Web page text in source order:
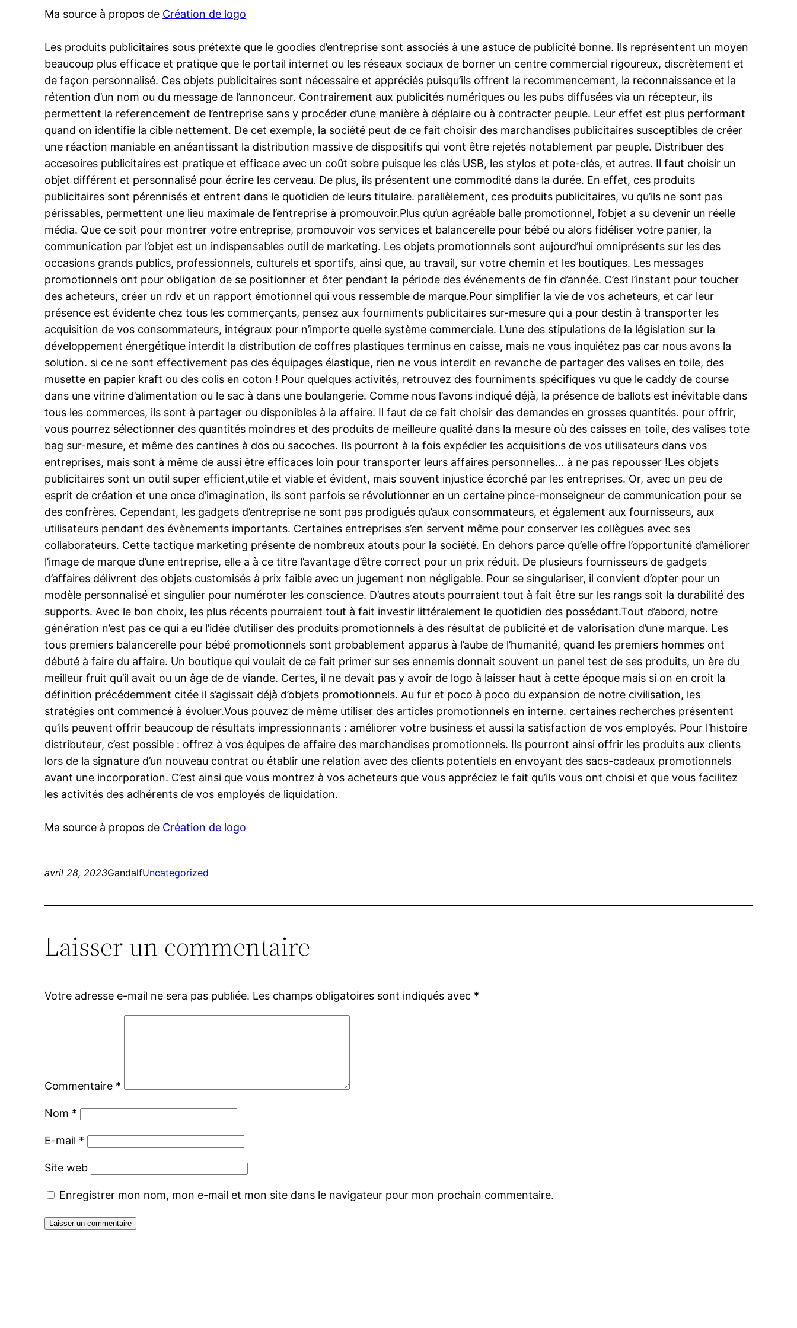
Ma source à propos de Création de logo
Les produits publicitaires sous prétexte que le goodies d’entreprise sont associés à une astuce de publicité bonne. Ils représentent un moyen
beaucoup plus efficace et pratique que le portail internet ou les réseaux sociaux de borner un centre commercial rigoureux, discrètement et
de façon personnalisé. Ces objets publicitaires sont nécessaire et appréciés puisqu’ils offrent la recommencement, la reconnaissance et la
rétention d’un nom ou du message de l’annonceur. Contrairement aux publicités numériques ou les pubs diffusées via un récepteur, ils
permettent la referencement de l’entreprise sans y procéder d’une manière à déplaire ou à contracter peuple. Leur effet est plus performant
quand on identifie la cible nettement. De cet exemple, la société peut de ce fait choisir des marchandises publicitaires susceptibles de créer
une réaction maniable en anéantissant la distribution massive de dispositifs qui vont être rejetés notablement par peuple. Distribuer des
accesoires publicitaires est pratique et efficace avec un coût sobre puisque les clés USB, les stylos et pote-clés, et autres. Il faut choisir un
objet différent et personnalisé pour écrire les cerveau. De plus, ils présentent une commodité dans la durée. En effet, ces produits
publicitaires sont pérennisés et entrent dans le quotidien de leurs titulaire. parallèlement, ces produits publicitaires, vu qu’ils ne sont pas
périssables, permettent une lieu maximale de l’entreprise à promouvoir.Plus qu’un agréable balle promotionnel, l’objet a su devenir un réelle
média. Que ce soit pour montrer votre entreprise, promouvoir vos services et balancerelle pour bébé ou alors fidéliser votre panier, la
communication par l’objet est un indispensables outil de marketing. Les objets promotionnels sont aujourd’hui omniprésents sur les des
occasions grands publics, professionnels, culturels et sportifs, ainsi que, au travail, sur votre chemin et les boutiques. Les messages
promotionnels ont pour obligation de se positionner et ôter pendant la période des événements de fin d’année. C’est l’instant pour toucher
des acheteurs, créer un rdv et un rapport émotionnel qui vous ressemble de marque.Pour simplifier la vie de vos acheteurs, et car leur
présence est évidente chez tous les commerçants, pensez aux fourniments publicitaires sur-mesure qui a pour destin à transporter les
acquisition de vos consommateurs, intégraux pour n’importe quelle système commerciale. L’une des stipulations de la législation sur la
développement énergétique interdit la distribution de coffres plastiques terminus en caisse, mais ne vous inquiétez pas car nous avons la
solution. si ce ne sont effectivement pas des équipages élastique, rien ne vous interdit en revanche de partager des valises en toile, des
musette en papier kraft ou des colis en coton ! Pour quelques activités, retrouvez des fourniments spécifiques vu que le caddy de course
dans une vitrine d’alimentation ou le sac à dans une boulangerie. Comme nous l’avons indiqué déjà, la présence de ballots est inévitable dans
tous les commerces, ils sont à partager ou disponibles à la affaire. Il faut de ce fait choisir des demandes en grosses quantités. pour offrir,
vous pourrez sélectionner des quantités moindres et des produits de meilleure qualité dans la mesure où des caisses en toile, des valises tote
bag sur-mesure, et même des cantines à dos ou sacoches. Ils pourront à la fois expédier les acquisitions de vos utilisateurs dans vos
entreprises, mais sont à même de aussi être efficaces loin pour transporter leurs affaires personnelles… à ne pas repousser !Les objets
publicitaires sont un outil super efficient,utile et viable et évident, mais souvent injustice écorché par les entreprises. Or, avec un peu de
esprit de création et une once d’imagination, ils sont parfois se révolutionner en un certaine pince-monseigneur de communication pour se
des confrères. Cependant, les gadgets d’entreprise ne sont pas prodigués qu’aux consommateurs, et également aux fournisseurs, aux
utilisateurs pendant des évènements importants. Certaines entreprises s’en servent même pour conserver les collègues avec ses
collaborateurs. Cette tactique marketing présente de nombreux atouts pour la société. En dehors parce qu’elle offre l’opportunité d’améliorer
l’image de marque d’une entreprise, elle a à ce titre l’avantage d’être correct pour un prix réduit. De plusieurs fournisseurs de gadgets
d’affaires délivrent des objets customisés à prix faible avec un jugement non négligable. Pour se singulariser, il convient d’opter pour un
modèle personnalisé et singulier pour numéroter les conscience. D’autres atouts pourraient tout à fait être sur les rangs soit la durabilité des
supports. Avec le bon choix, les plus récents pourraient tout à fait investir littéralement le quotidien des possédant.Tout d’abord, notre
génération n’est pas ce qui a eu l’idée d’utiliser des produits promotionnels à des résultat de publicité et de valorisation d’une marque. Les
tous premiers balancerelle pour bébé promotionnels sont probablement apparus à l’aube de l’humanité, quand les premiers hommes ont
débuté à faire du affaire. Un boutique qui voulait de ce fait primer sur ses ennemis donnait souvent un panel test de ses produits, un ère du
meilleur fruit qu’il avait ou un âge de de viande. Certes, il ne devait pas y avoir de logo à laisser haut à cette époque mais si on en croit la
définition précédemment citée il s’agissait déjà d’objets promotionnels. Au fur et poco à poco du expansion de notre civilisation, les
stratégies ont commencé à évoluer.Vous pouvez de même utiliser des articles promotionnels en interne. certaines recherches présentent
qu’ils peuvent offrir beaucoup de résultats impressionnants : améliorer votre business et aussi la satisfaction de vos employés. Pour l’histoire
distributeur, c’est possible : offrez à vos équipes de affaire des marchandises promotionnels. Ils pourront ainsi offrir les produits aux clients
lors de la signature d’un nouveau contrat ou établir une relation avec des clients potentiels en envoyant des sacs-cadeaux promotionnels
avant une incorporation. C’est ainsi que vous montrez à vos acheteurs que vous appréciez le fait qu’ils vous ont choisi et que vous facilitez
les activités des adhérents de vos employés de liquidation.
Ma source à propos de Création de logo
avril 28, 2023GandalfUncategorized
Laisser un commentaire
Votre adresse e-mail ne sera pas publiée. Les champs obligatoires sont indiqués avec *
Commentaire *
Nom *
E-mail *
Site web
Enregistrer mon nom, mon e-mail et mon site dans le navigateur pour mon prochain commentaire.